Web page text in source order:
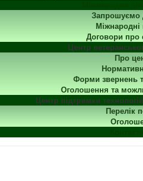
Запрошуємо
Міжнародні
Договори про
Центр
Про
Форми звернень
Оголошення та
Центр підтримки
Перелік